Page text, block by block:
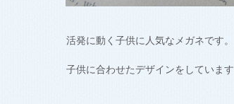
活発に動く子供に人気なメガネです。
子供に合わせたデザインをしています